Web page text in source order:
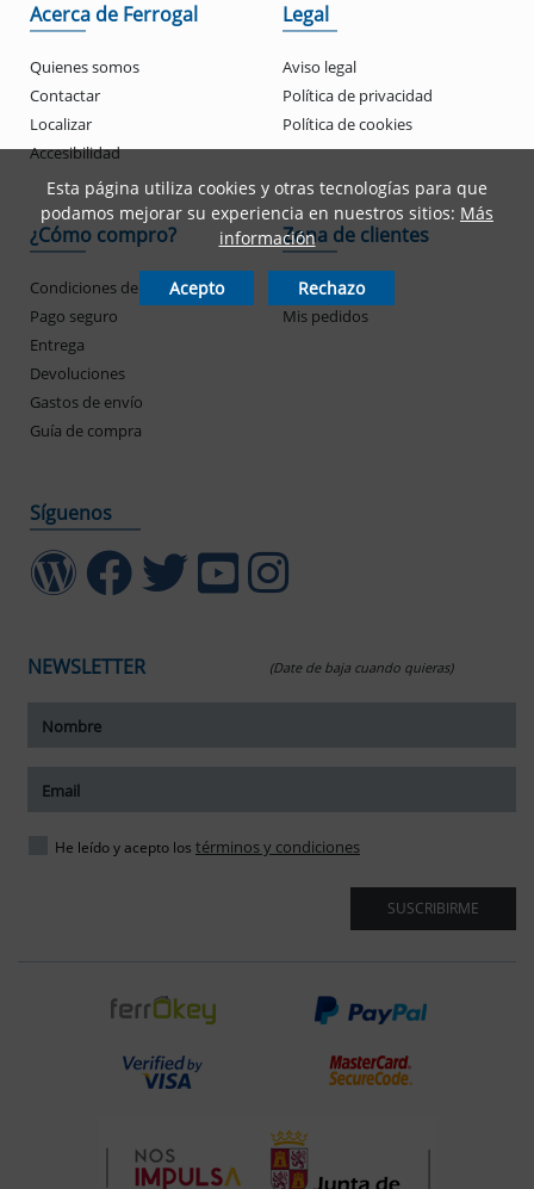
Acerca de Ferrogal
Quienes somos
Contactar
Localizar
Accesibilidad
Legal
Aviso legal
Política de privacidad
Política de cookies
¿Cómo compro?
Condiciones de uso
Pago seguro
Entrega
Devoluciones
Gastos de envío
Guía de compra
Zona de clientes
Mi cuenta
Mis pedidos
Síguenos
NEWSLETTER (Date de baja cuando quieras)
He leído y acepto los términos y condiciones
SUSCRIBIRME
Esta página utiliza cookies y otras tecnologías para que
podamos mejorar su experiencia en nuestros sitios: Más
información
Acepto Rechazo
tamaño del texto
del texto
espaciado del texto